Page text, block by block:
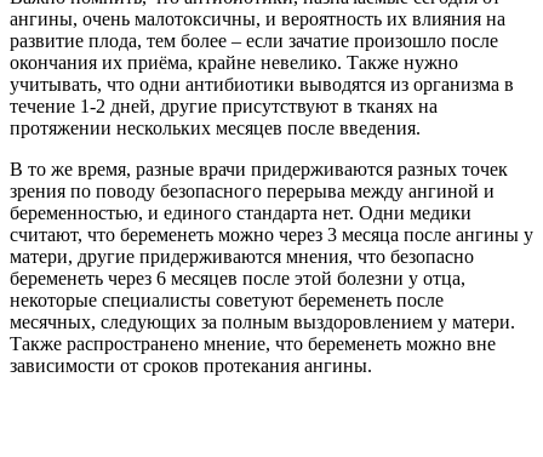
ангины, очень малотоксичны, и вероятность их влияния на
развитие плода, тем более – если зачатие произошло после
окончания их приёма, крайне невелико. Также нужно
учитывать, что одни антибиотики выводятся из организма в
течение 1-2 дней, другие присутствуют в тканях на
протяжении нескольких месяцев после введения.
В то же время, разные врачи придерживаются разных точек
зрения по поводу безопасного перерыва между ангиной и
беременностью, и единого стандарта нет. Одни медики
считают, что беременеть можно через 3 месяца после ангины у
матери, другие придерживаются мнения, что безопасно
беременеть через 6 месяцев после этой болезни у отца,
некоторые специалисты советуют беременеть после
месячных, следующих за полным выздоровлением у матери.
Также распространено мнение, что беременеть можно вне
зависимости от сроков протекания ангины.